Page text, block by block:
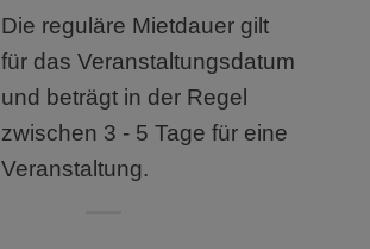
Die reguläre Mietdauer gilt
für das Veranstaltungsdatum
und beträgt in der Regel
zwischen 3 - 5 Tage für eine
Veranstaltung.